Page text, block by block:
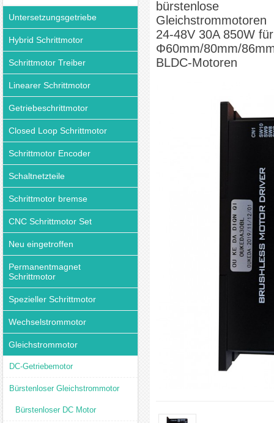
Untersetzungsgetriebe
Hybrid Schrittmotor
Schrittmotor Treiber
Linearer Schrittmotor
Getriebeschrittmotor
Closed Loop Schrittmotor
Schrittmotor Encoder
Schaltnetzteile
Schrittmotor bremse
CNC Schrittmotor Set
Neu eingetroffen
Permanentmagnet
Schrittmotor
Spezieller Schrittmotor
Wechselstrommotor
Gleichstrommotor
DC-Getriebemotor
Bürstenloser Gleichstrommotor
Bürstenloser DC Motor
bürstenlose
Gleichstrommotoren
24-48V 30A 850W für
Φ60mm/80mm/
BLDC-Motoren